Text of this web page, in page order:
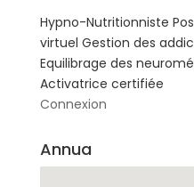
Hypno-Nutritionniste
virtuel Gestion des
Equilibrage des
Activatrice certifiée
Connexion
Annua